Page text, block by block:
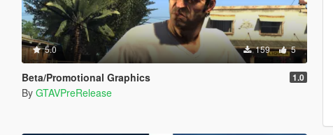
5.0 159 5
Beta/Promotional Graphics 1.0
By GTAVPreRelease